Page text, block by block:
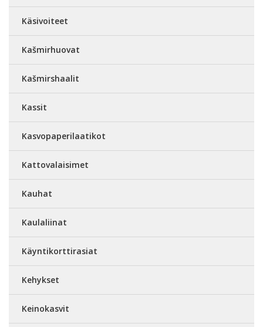
Käsivoiteet
Kašmirhuovat
Kašmirshaalit
Kassit
Kasvopaperilaatikot
Kattovalaisimet
Kauhat
Kaulaliinat
Käyntikorttirasiat
Kehykset
Keinokasvit